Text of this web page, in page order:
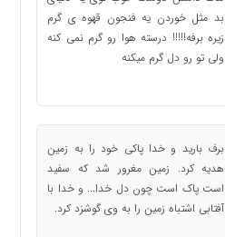
بد مثل خوردن یه فنجون قهوه ی گرم
زیره برفه!!!!! درسته هوا رو گرم نمی کنه
ولی تو رو دل گرم میکنه
برف بارید و خدا پاکی خود را به زمین
هدیه کرد. زمین مغرور شد که سفید
است پاک است چون دل خدا... و خدا با
آفتابی اشتباه زمین را به وی گوشزد کرد.